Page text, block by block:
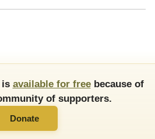
is available for freebecause of
of supporters.
Donate